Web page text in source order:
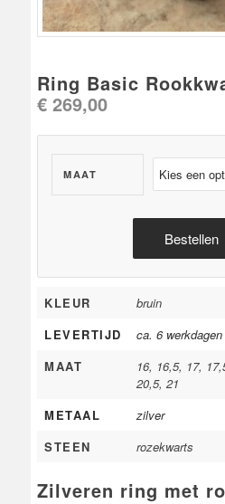
Ring Basic
€ 269,00
MAAT
Bestellen
KLEUR
bruin
LEVERTIJD
ca. 6 werkdagen
MAAT
16, 16,5, 17,
20,5, 21
METAAL
zilver
STEEN
rozekwarts
Zilveren ring met